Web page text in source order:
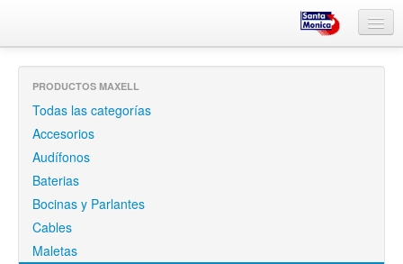
¿Quiénes somos?
Informática
Proyectores
Artes Gráficas
PRODUCTOS MAXELL
Todas las categorías
Accesorios
Audífonos
Baterias
Bocinas y Parlantes
Cables
Maletas